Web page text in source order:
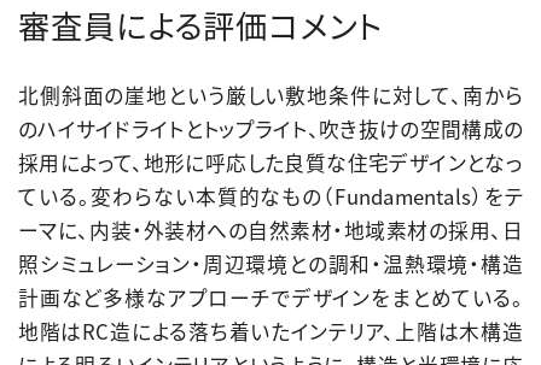
審査員による評価コメント
北側斜面の崖地という厳しい敷地条件に対して、南から
のハイサイドライトとトップライト、吹き抜けの空間構成の
採用によって、地形に呼応した良質な住宅デザインとなっ
ている。変わらない本質的なもの（Fundamentals）をテ
ーマに、内装・外装材への自然素材・地域素材の採用、日
照シミュレーション・周辺環境との調和・温熱環境・構造
計画など多様なアプローチでデザインをまとめている。
地階はRC造による落ち着いたインテリア、上階は木構造